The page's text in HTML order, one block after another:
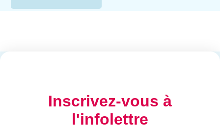
Inscrivez-vous à
l'infolettre